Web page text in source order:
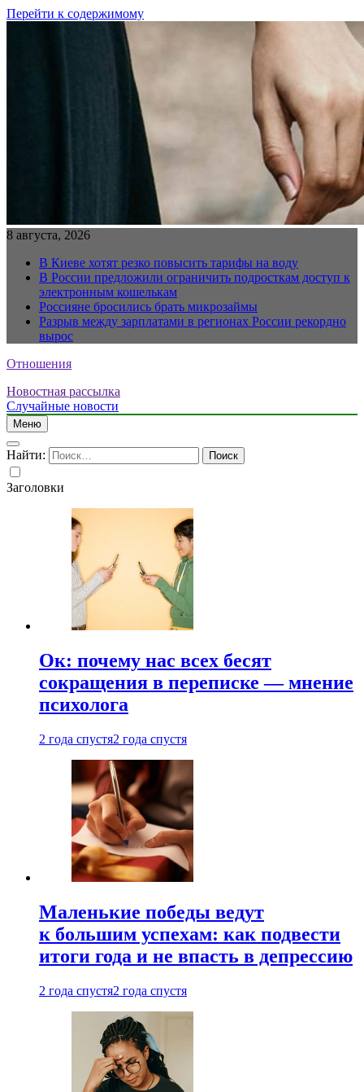
Перейти к содержимому
8 августа, 2026
В Киеве хотят резко повысить тарифы на воду
В России предложили ограничить подросткам доступ к
электронным кошелькам
Россияне бросились брать микрозаймы
Разрыв между зарплатами в регионах России рекордно
вырос
Отношения
Новостная рассылка
Случайные новости
Меню
Найти:
Заголовки
Ок: почему нас всех бесят
сокращения в переписке — мнение
психолога
2 года спустя2 года спустя
Маленькие победы ведут
к большим успехам: как подвести
итоги года и не впасть в депрессию
2 года спустя2 года спустя